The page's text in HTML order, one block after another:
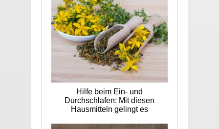
Hilfe beim Ein- und
Durchschlafen: Mit diesen
Hausmitteln gelingt es